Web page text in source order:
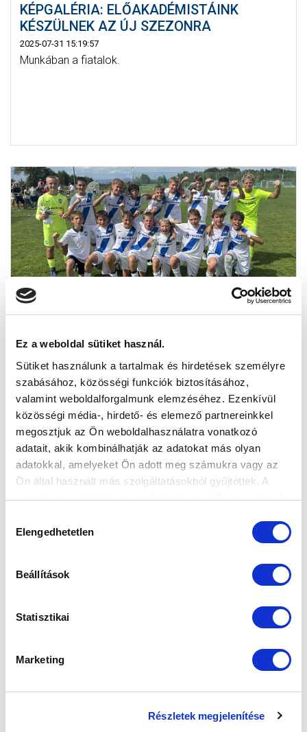
Ez a weboldal sütiket használ.
Sütiket használunk a tartalmak és hirdetések személyre
szabásához, közösségi funkciók biztosításához,
valamint weboldalforgalmunk elemzéséhez. Ezenkívül
közösségi média-, hirdető- és elemező partnereinkkel
megosztjuk az Ön weboldalhasználatra vonatkozó
adatait, akik kombinálhatják az adatokat más olyan
adatokkal, amelyeket Ön adott meg számukra vagy az
Ön által használt más szolgáltatásokból gyűjtöttek. A
weboldalon való böngészés folytatásával Ön hozzájárul a
kiválasztása
Elengedhetetlen
Beállítások
Statisztikai
Marketing
Részletek megjelenítése
KÉPGALÉRIA: ELŐAKADÉMISTÁINK
KÉSZÜLNEK AZ ÚJ SZEZONRA
2025-07-31 15:19:57
Munkában a fiatalok.
SZLOVÁKIÁBAN KEZDTE A SZEZONT U13-
AS ÉS U12-ES CSAPATUNK
2025-07-28 14:47:47
Két-két győzelemmel indították a felkészülést
együtteseink.
KÉPGALÉRIA: EDZÉSBEN AZ U14 IS